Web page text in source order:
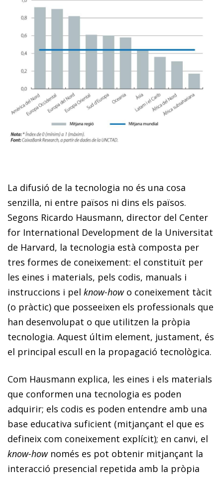
La difusió de la tecnologia no és una cosa
senzilla, ni entre països ni dins els països.
Segons Ricardo Hausmann, director del Center
for International Development de la Universitat
de Harvard, la tecnologia està composta per
tres formes de coneixement: el constituït per
les eines i materials, pels codis, manuals i
instruccions i pel know-howo coneixement tàcit
(o pràctic) que posseeixen els professionals que
han desenvolupat o que utilitzen la pròpia
tecnologia. Aquest últim element, justament, és
el principal escull en la propagació tecnològica.
Com Hausmann explica, les eines i els materials
que conformen una tecnologia es poden
adquirir; els codis es poden entendre amb una
base educativa suficient (mitjançant el que es
defineix com coneixement explícit); en canvi, el
know-hownomés es pot obtenir mitjançant la
interacció presencial repetida amb la pròpia